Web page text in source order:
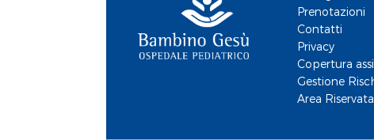
Prenotazioni
Contatti
Privacy
Copertura
Gestione
Area